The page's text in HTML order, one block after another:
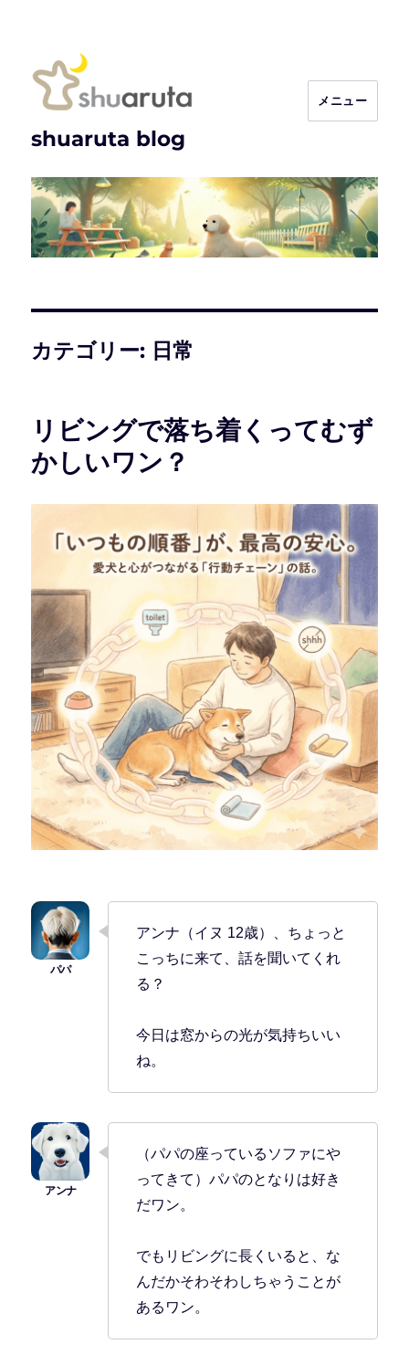
shuaruta blog
メニュー
カテゴリー: 日常
リビングで落ち着くってむず
かしいワン？
アンナ（イヌ 12歳）、ちょっと
こっちに来て、話を聞いてくれ
る？
今日は窓からの光が気持ちいい
ね。
（パパの座っているソファにや
ってきて）パパのとなりは好き
だワン。
でもリビングに長くいると、な
んだかそわそわしちゃうことが
あるワン。